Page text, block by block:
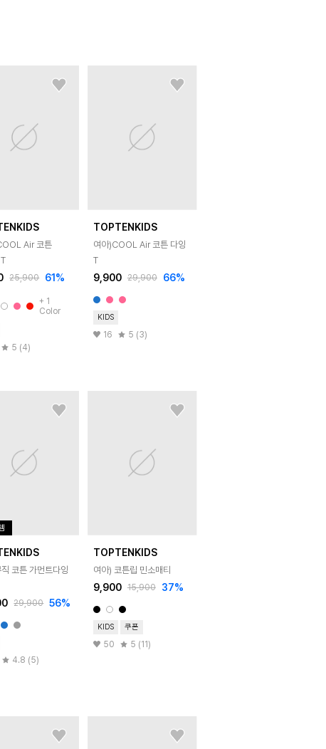
Air 코튼
25,900 61 %
+ 1
Color
5 (4)
TOPTENKIDS
여아)COOL Air 코튼 다잉
T
9,900 29,900 66%
KIDS
16 5 (3)
코튼 가먼트다잉
29,900 56%
4.8 (5)
TOPTENKIDS
여아) 코튼립 민소매티
9,900 15,900 37%
KIDS 쿠폰
50 5 (11)